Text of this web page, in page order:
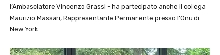
l’Ambasciatore Vincenzo Grassi – ha partecipato anche il collega
Maurizio Massari, Rappresentante Permanente presso l’Onu di
New York.